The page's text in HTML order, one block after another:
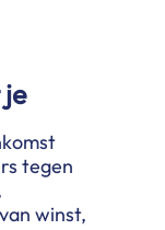
tegen
winst,